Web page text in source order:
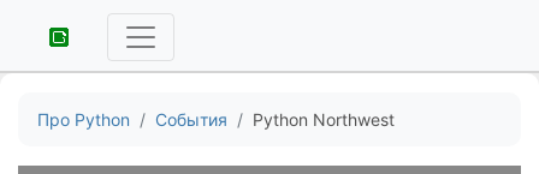
Про Python События Python Northwest